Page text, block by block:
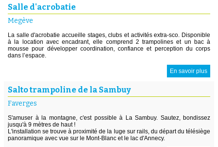
Salle d'acrobatie
Megève
La salle d'acrobatie accueille stages, clubs et activités extra-sco. Disponible
à la location avec encadrant, elle comprend 2 trampolines et un bac à
mousse pour développer coordination, confiance et perception du corps
dans l’espace.
En savoir plus
Salto trampoline de la Sambuy
Faverges
S'amuser à la montagne, c'est possible à La Sambuy. Sautez, bondissez
jusqu'à 9 mètres de haut !
L'installation se trouve à proximité de la luge sur rails, du départ du télésiège
panoramique avec vue sur le Mont-Blanc et le lac d'Annecy.